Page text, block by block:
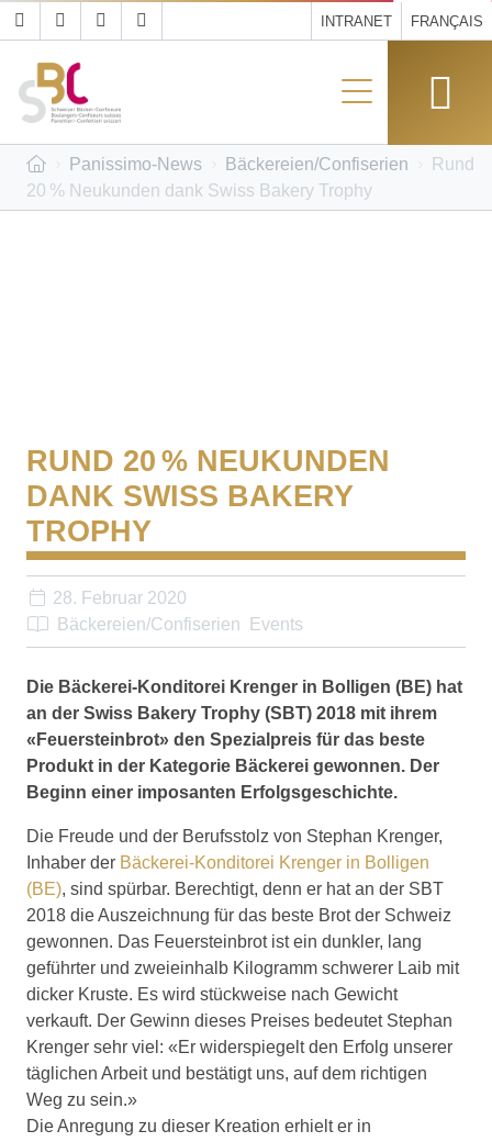
INTRANET FRANÇAIS
Panissimo-News Bäckereien/Confiserien
Rund
20 % Neukunden dank Swiss Bakery Trophy
RUND 20 % NEUKUNDEN
DANK SWISS BAKERY
TROPHY
28. Februar 2020
Bäckereien/Confiserien
Events
Die Bäckerei-Konditorei Krenger in Bolligen (BE) hat
an der Swiss Bakery Trophy (SBT) 2018 mit ihrem
«Feuersteinbrot» den Spezialpreis für das beste
Produkt in der Kategorie Bäckerei gewonnen. Der
Beginn einer imposanten Erfolgsgeschichte.
Die Freude und der Berufsstolz von Stephan Krenger,
Inhaber der Bäckerei-Konditorei Krenger in Bolligen
(BE), sind spürbar. Berechtigt, denn er hat an der SBT
2018 die Auszeichnung für das beste Brot der Schweiz
gewonnen. Das Feuersteinbrot ist ein dunkler, lang
geführter und zweieinhalb Kilogramm schwerer Laib mit
dicker Kruste. Es wird stückweise nach Gewicht
verkauft. Der Gewinn dieses Preises bedeutet Stephan
Krenger sehr viel: «Er widerspiegelt den Erfolg unserer
täglichen Arbeit und bestätigt uns, auf dem richtigen
Weg zu sein.»
Die Anregung zu dieser Kreation erhielt er in